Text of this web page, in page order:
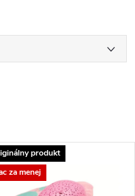
produkt
za menej